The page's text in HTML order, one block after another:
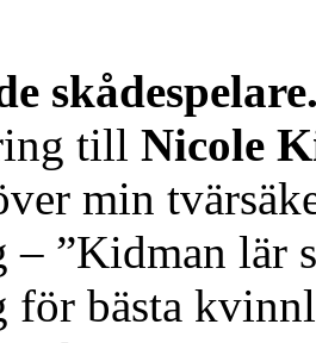
till Nicole
min
– ”Kidman lär
för bästa